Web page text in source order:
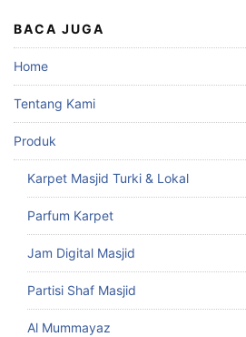
BACA JUGA
Home
Tentang Kami
Produk
Karpet Masjid Turki & Lokal
Parfum Karpet
Jam Digital Masjid
Partisi Shaf Masjid
Al Mummayaz